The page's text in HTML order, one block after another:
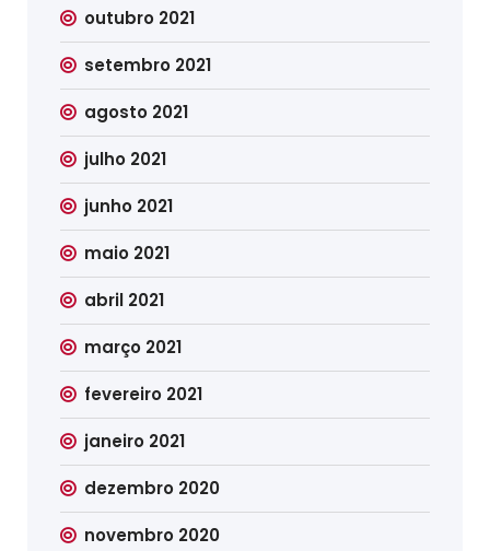
outubro 2021
setembro 2021
agosto 2021
julho 2021
junho 2021
maio 2021
abril 2021
março 2021
fevereiro 2021
janeiro 2021
dezembro 2020
novembro 2020